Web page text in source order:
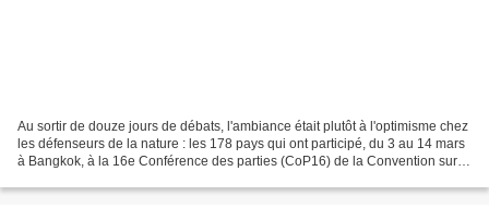
Au sortir de douze jours de débats, l'ambiance était plutôt à l'optimisme chez
les défenseurs de la nature : les 178 pays qui ont participé, du 3 au 14 mars
à Bangkok, à la 16e Conférence des parties (CoP16) de la Convention sur le